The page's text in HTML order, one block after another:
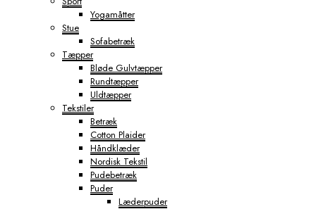
Yogamåtter
Stue
Sofabetræk
Tæpper
Bløde Gulvtæpper
Rundtæpper
Uldtæpper
Tekstiler
Betræk
Cotton Plaider
Håndklæder
Nordisk Tekstil
Pudebetræk
Puder
Læderpuder